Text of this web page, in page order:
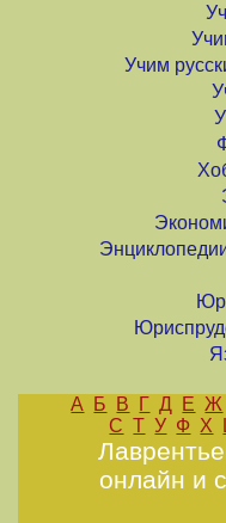
Учим
А Б В Г Д Е Ж
С Т У Ф Х
онлайн и